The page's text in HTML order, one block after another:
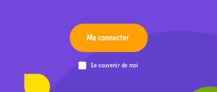
Me connecter
Se souvenir de moi